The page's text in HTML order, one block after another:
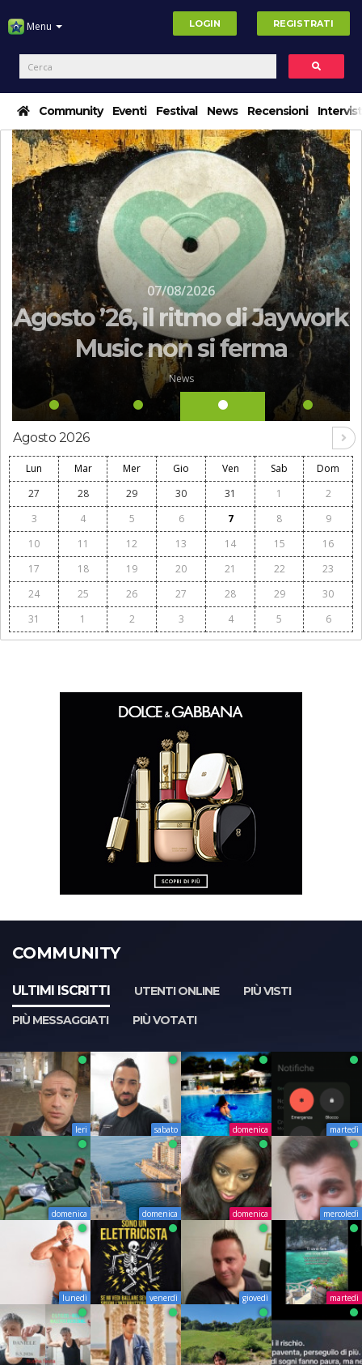
Menu LOGIN REGISTRATI
Community Eventi Festival News Recensioni
07/08/2026
Agosto ’26, il ritmo di Jaywork
Music non si ferma
News
Agosto 2026
Lun Mar Mer Gio Ven Sab
Dom
27
28 29 30 31 1
2
3
4 5 6 7 8
9
10
11 12 13 14 15
16
17
18 19 20 21 22
23
24
25 26 27 28 29
30
31
1 2 3 4 5 6
COMMUNITY
ULTIMI ISCRITTI UTENTI ONLINE
PIÙ VISTI
PIÙ MESSAGGIATI
PIÙ VOTATI
Ieri sabato domenica martedì
domenica domenica domenica mercoledì
lunedì venerdì giovedì martedì